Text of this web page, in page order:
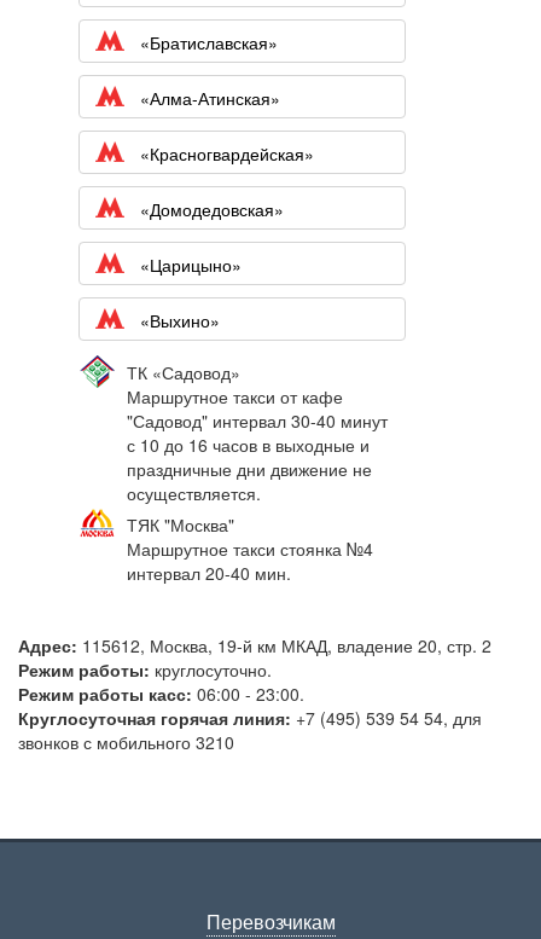
«Братиславская»
«Алма-Атинская»
«Красногвардейская»
«Домодедовская»
«Царицыно»
«Выхино»
ТК «Садовод»
Маршрутное такси от кафе
"Садовод" интервал 30-40 минут
с 10 до 16 часов в выходные и
праздничные дни движение не
осуществляется.
ТЯК "Москва"
Маршрутное такси стоянка №4
интервал 20-40 мин.
Адрес: 115612, Москва, 19-й км МКАД, владение 20, стр. 2
Режим работы: круглосуточно.
Режим работы касс: 06:00 - 23:00.
Круглосуточная горячая линия: +7 (495) 539 54 54, для
звонков с мобильного 3210
Перевозчикам